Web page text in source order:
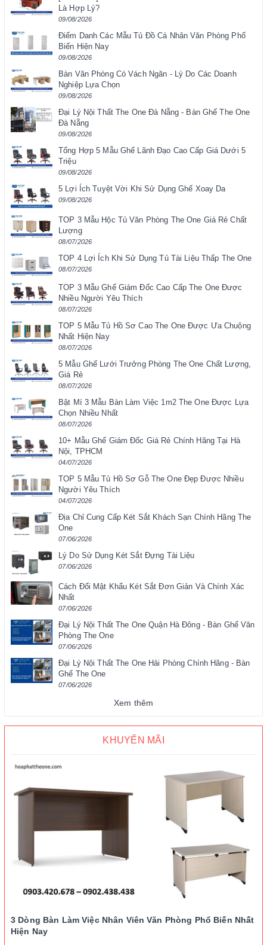
Là Hợp Lý?
09/08/2026
Điểm Danh Các Mẫu Tủ Đồ Cá Nhân Văn Phòng Phổ
Biến Hiện Nay
09/08/2026
Bàn Văn Phòng Có Vách Ngăn - Lý Do Các Doanh
Nghiệp Lựa Chọn
09/08/2026
Đại Lý Nội Thất The One Đà Nẵng - Bàn Ghế The One
Đà Nẵng
09/08/2026
Tổng Hợp 5 Mẫu Ghế Lãnh Đạo Cao Cấp Giá Dưới 5
Triệu
09/08/2026
5 Lợi Ích Tuyệt Vời Khi Sử Dụng Ghế Xoay Da
09/08/2026
TOP 3 Mẫu Hộc Tủ Văn Phòng The One Giá Rẻ Chất
Lượng
08/07/2026
TOP 4 Lợi Ích Khi Sử Dụng Tủ Tài Liệu Thấp The One
08/07/2026
TOP 3 Mẫu Ghế Giám Đốc Cao Cấp The One Được
Nhiều Người Yêu Thích
08/07/2026
TOP 5 Mẫu Tủ Hồ Sơ Cao The One Được Ưa Chuộng
Nhất Hiện Nay
08/07/2026
5 Mẫu Ghế Lưới Trưởng Phòng The One Chất Lượng,
Giá Rẻ
08/07/2026
Bật Mí 3 Mẫu Bàn Làm Việc 1m2 The One Được Lựa
Chọn Nhiều Nhất
08/07/2026
10+ Mẫu Ghế Giám Đốc Giá Rẻ Chính Hãng Tại Hà
Nội, TPHCM
04/07/2026
TOP 5 Mẫu Tủ Hồ Sơ Gỗ The One Đẹp Được Nhiều
Người Yêu Thích
04/07/2026
Địa Chỉ Cung Cấp Két Sắt Khách Sạn Chính Hãng The
One
07/06/2026
Lý Do Sử Dụng Két Sắt Đựng Tài Liệu
07/06/2026
Cách Đổi Mật Khẩu Két Sắt Đơn Giản Và Chính Xác
Nhất
07/06/2026
Đại Lý Nội Thất The One Quận Hà Đông - Bàn Ghế Văn
Phòng The One
07/06/2026
Đại Lý Nội Thất The One Hải Phòng Chính Hãng - Bàn
Ghế The One
07/06/2026
Xem thêm
KHUYẾN MÃI
3 Dòng Bàn Làm Việc Nhân Viên Văn Phòng Phổ Biến Nhất
Hiện Nay